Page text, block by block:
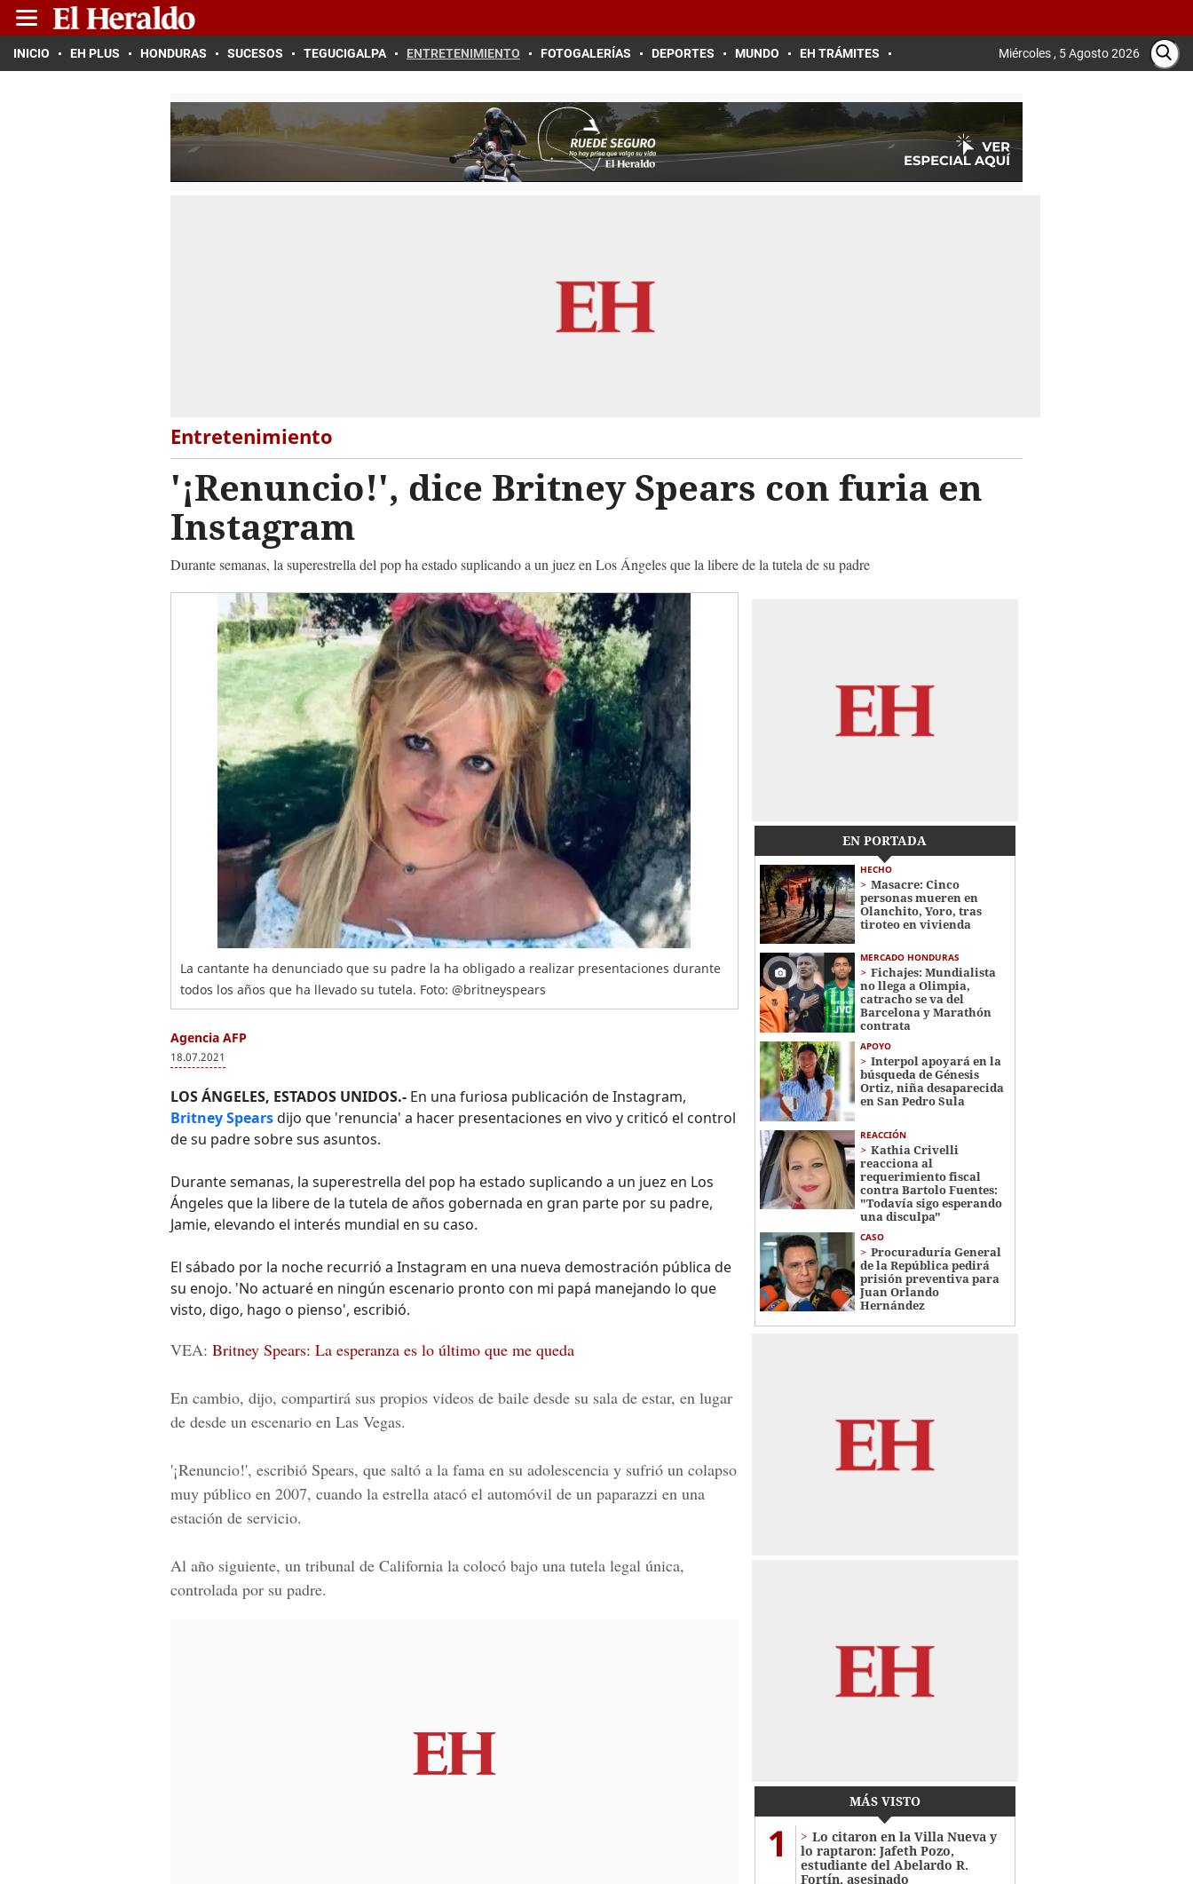
INICIO EH PLUS HONDURAS SUCESOS TEGUCIGALPA ENTRETENIMIENTO FOTOGALERÍAS DEPORTES MUNDO EH TRÁMITES Miércoles , 5 Agosto 2026
Entretenimiento
'¡Renuncio!', dice Britney Spears con furia en
Instagram
Durante semanas, la superestrella del pop ha estado suplicando a un juez en Los Ángeles que la libere de la tutela de su padre
La cantante ha denunciado que su padre la ha obligado a realizar presentaciones durante
todos los años que ha llevado su tutela. Foto: @britneyspears
Agencia AFP
18.07.2021
LOS ÁNGELES, ESTADOS UNIDOS.- En una furiosa publicación de Instagram,
Britney Spearsdijo que 'renuncia' a hacer presentaciones en vivo y criticó el control
de su padre sobre sus asuntos.
Durante semanas, la superestrella del pop ha estado suplicando a un juez en Los
Ángeles que la libere de la tutela de años gobernada en gran parte por su padre,
Jamie, elevando el interés mundial en su caso.
El sábado por la noche recurrió a Instagram en una nueva demostración pública de
su enojo. 'No actuaré en ningún escenario pronto con mi papá manejando lo que
visto, digo, hago o pienso', escribió.
VEA: Britney Spears: La esperanza es lo último que me queda
En cambio, dijo, compartirá sus propios videos de baile desde su sala de estar, en lugar
de desde un escenario en Las Vegas.
'¡Renuncio!', escribió Spears, que saltó a la fama en su adolescencia y sufrió un colapso
muy público en 2007, cuando la estrella atacó el automóvil de un paparazzi en una
estación de servicio.
Al año siguiente, un tribunal de California la colocó bajo una tutela legal única,
controlada por su padre.
EN PORTADA
HECHO
Masacre: Cinco
personas mueren en
Olanchito, Yoro, tras
tiroteo en vivienda
MERCADO HONDURAS
Fichajes: Mundialista
no llega a Olimpia,
catracho se va del
Barcelona y Marathón
contrata
APOYO
Interpol apoyará en la
búsqueda de Génesis
Ortiz, niña desaparecida
en San Pedro Sula
REACCIÓN
Kathia Crivelli
reacciona al
requerimiento fiscal
contra Bartolo Fuentes:
"Todavía sigo esperando
una disculpa"
CASO
Procuraduría General
de la República pedirá
prisión preventiva para
Juan Orlando
Hernández
MÁS VISTO
1
Lo citaron en la Villa Nueva y
lo raptaron: Jafeth Pozo,
estudiante del Abelardo R.
Fortín, asesinado